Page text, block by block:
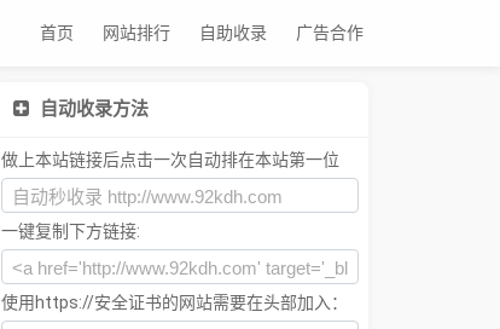
首页 网站排行 自助收录 广告合作
自动收录方法
做上本站链接后点击一次自动排在本站第一位
一键复制下方链接:
使用https://安全证书的网站需要在头部加入：